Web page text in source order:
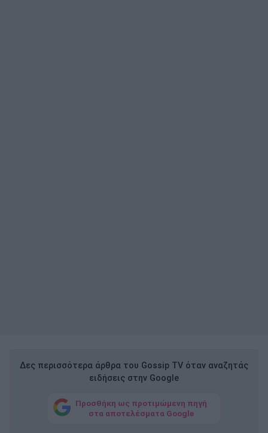
Δες περισσότερα άρθρα του Gossip TV όταν αναζητάς
ειδήσεις στην Google
Προσθήκη ως προτιμώμενη πηγή
στα αποτελέσματα Google